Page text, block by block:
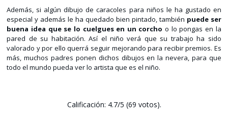
Además, si algún dibujo de caracoles para niños le ha gustado en
especial y además le ha quedado bien pintado, también puede ser
buena idea que se lo cuelgues en un corcho o lo pongas en la
pared de su habitación. Así el niño verá que su trabajo ha sido
valorado y por ello querrá seguir mejorando para recibir premios. Es
más, muchos padres ponen dichos dibujos en la nevera, para que
todo el mundo pueda ver lo artista que es el niño.
Calificación: 4.7/5 (69 votos).